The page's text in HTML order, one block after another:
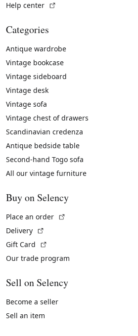
Help center
Categories
Antique wardrobe
Vintage bookcase
Vintage sideboard
Vintage desk
Vintage sofa
Vintage chest of drawers
Scandinavian credenza
Antique bedside table
Second-hand Togo sofa
All our vintage furniture
Buy on Selency
Place an order
Delivery
Gift Card
Our trade program
Sell on Selency
Become a seller
Sell an item